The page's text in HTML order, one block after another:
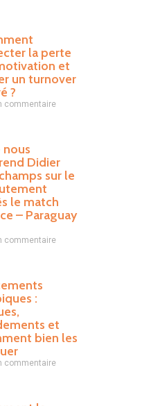
la perte
et
un turnover
?
commentaire
nous
Didier
sur le
le match
– Paraguay
commentaire
:
et
bien les
commentaire